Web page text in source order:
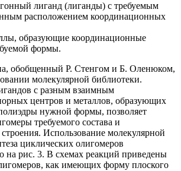
лиганд (лиганды) с требуемым
расположением координационных
образующие координационные
формы.
обобщенный Р. Стенгом и Б. Оленюком,
молекулярной библиотеки.
с разным взаимным
центров и металлов, образующих
нужной формы, позволяет
требуемого состава и
Использование молекулярной
циклических олигомеров
на рис. 3. В схемах реакций приведены
как имеющих форму плоского